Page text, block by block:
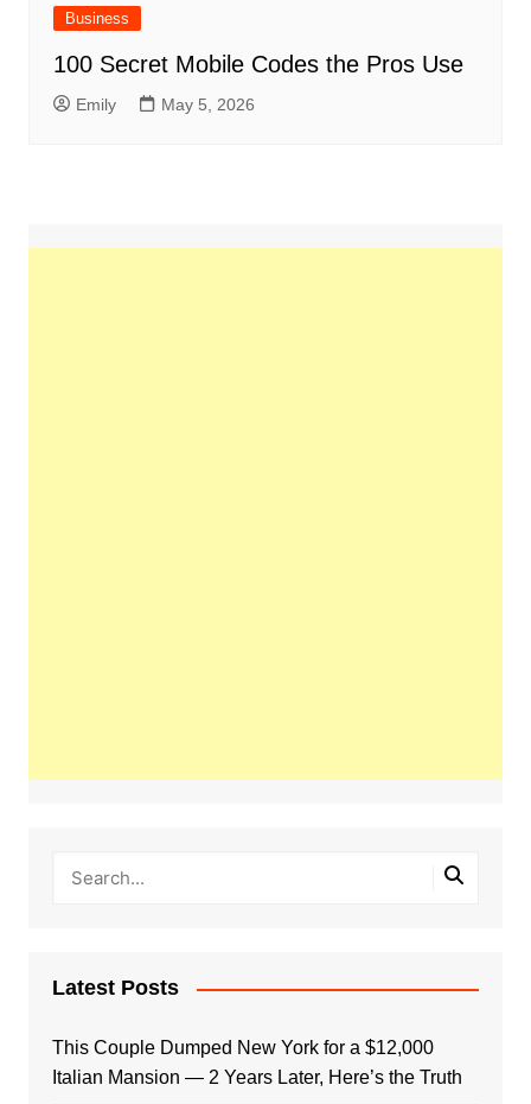
Business
100 Secret Mobile Codes the Pros Use
Emily May 5, 2026
Latest Posts
This Couple Dumped New York for a $12,000
Italian Mansion — 2 Years Later, Here’s the Truth